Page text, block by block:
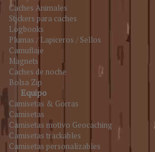
Caches Animales
Stickers para caches
Logbooks
Plumas / Lapiceros / Sellos
Camuflaje
Magnets
Caches de noche
Bolsa Zip
Equipo
Camisetas & Gorras
Camisetas
Camisetas motivo Geocaching
Camisetas trackables
Camisetas personalizables